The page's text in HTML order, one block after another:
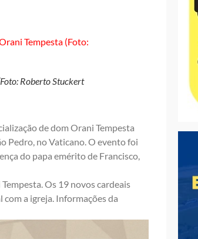
Roberto Stuckert
de dom Orani Tempesta
Pedro, no Vaticano. O evento foi
do papa emérito de Francisco,
Os 19 novos cardeais
a igreja. Informações da